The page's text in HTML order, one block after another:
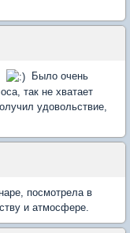
Было очень
так не хватает
удовольствие,
посмотрела в
и атмосфере.